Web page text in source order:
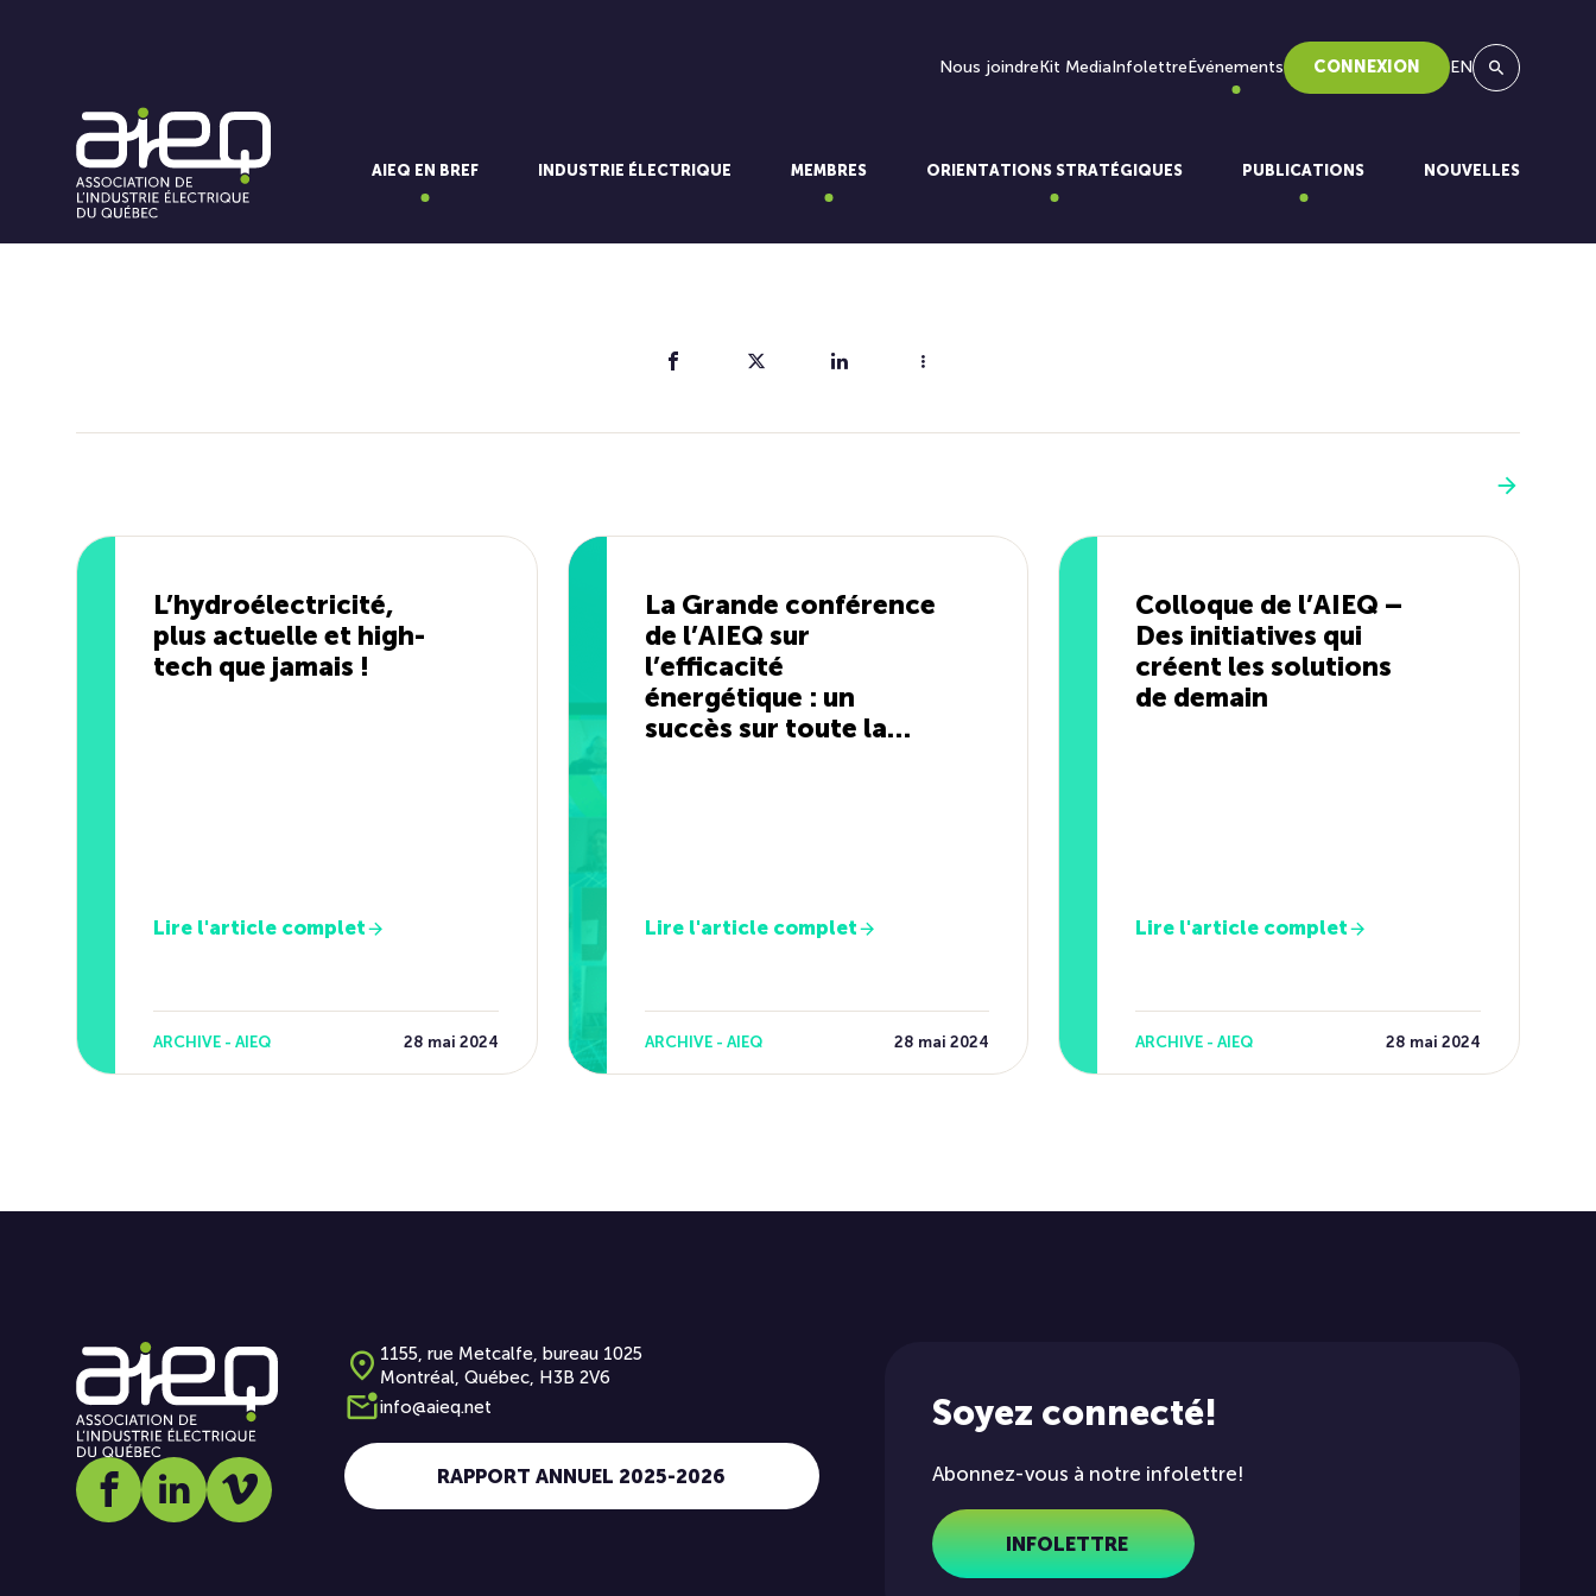
Nous joindreKit MediaInfolettreÉvénements CONNEXION EN
AIEQ EN BREF INDUSTRIE ÉLECTRIQUE MEMBRES ORIENTATIONS STRATÉGIQUES PUBLICATIONS NOUVELLES
L’hydroélectricité,
plus actuelle et high-
tech que jamais !
Lire l'article complet
ARCHIVE - AIEQ 28 mai 2024
La Grande conférence
de l’AIEQ sur
l’efficacité
énergétique : un
succès sur toute la
Lire l'article complet
ARCHIVE - AIEQ 28 mai 2024
Colloque de l’AIEQ –
Des initiatives qui
créent les solutions
de demain
Lire l'article complet
ARCHIVE - AIEQ 28 mai 2024
Social media link icon-facebook
Social media link icon-linkedin
Social media link icon-vimeo
1155, rue Metcalfe, bureau 1025
Montréal, Québec, H3B 2V6
info@aieq.net
RAPPORT ANNUEL 2025-2026
Soyez connecté!
Abonnez-vous à notre infolettre!
INFOLETTRE